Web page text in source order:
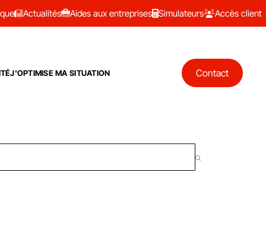
Actualités Aides aux entreprises Simulateurs Accès client
J'OPTIMISE MA SITUATION Contact